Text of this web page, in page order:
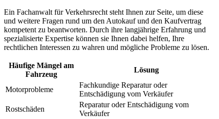
Ein Fachanwalt für Verkehrsrecht steht Ihnen zur Seite, um diese
und weitere Fragen rund um den Autokauf und den Kaufvertrag
kompetent zu beantworten. Durch ihre langjährige Erfahrung und
spezialisierte Expertise können sie Ihnen dabei helfen, Ihre
rechtlichen Interessen zu wahren und mögliche Probleme zu lösen.
Häufige Mängel am
Fahrzeug
Lösung
Motorprobleme
Fachkundige Reparatur oder
Entschädigung vom Verkäufer
Rostschäden
Reparatur oder Entschädigung vom
Verkäufer